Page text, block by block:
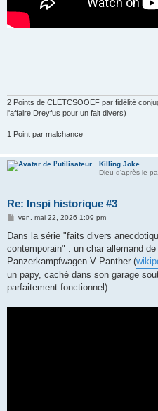
2 Points de CLETCSOOEF par fidélité
l'affaire Dreyfus pour un fait divers)
1 Point par malchance
Killing Joke
Dieu d'après le
Re: Inspi historique #3
M
s
a
g
ven. mai 22, 2026 1:09 pm
Dans la série "faits divers
contemporain" : un char allemand
Panzerkampfwagen V Panther (
un papy, caché dans son garage
parfaitement fonctionnel).